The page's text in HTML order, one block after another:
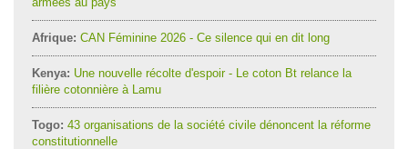
Afrique: CAN Féminine 2026 - Ce silence qui en dit long
Kenya: Une nouvelle récolte d'espoir - Le coton Bt relance la
filière cotonnière à Lamu
Togo: 43 organisations de la société civile dénoncent la réforme
constitutionnelle